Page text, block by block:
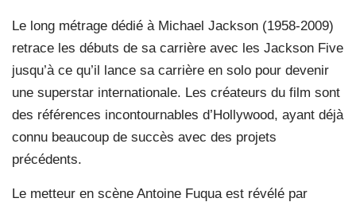
Le long métrage dédié à Michael Jackson (1958-2009)
retrace les débuts de sa carrière avec les Jackson Five
jusqu’à ce qu’il lance sa carrière en solo pour devenir
une superstar internationale. Les créateurs du film sont
des références incontournables d’Hollywood, ayant déjà
connu beaucoup de succès avec des projets
précédents.
Le metteur en scène Antoine Fuqua est révélé par